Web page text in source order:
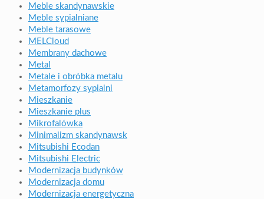
Meble skandynawskie
Meble sypialniane
Meble tarasowe
MELCloud
Membrany dachowe
Metal
Metale i obróbka metalu
Metamorfozy sypialni
Mieszkanie
Mieszkanie plus
Mikrofalówka
Minimalizm skandynawsk
Mitsubishi Ecodan
Mitsubishi Electric
Modernizacja budynków
Modernizacja domu
Modernizacja energetyczna